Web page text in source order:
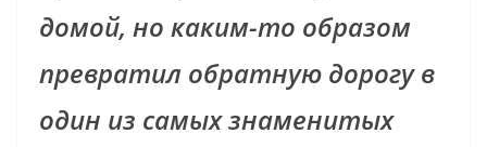
домой, но каким-то образом
превратил обратную дорогу в
один из самых знаменитых